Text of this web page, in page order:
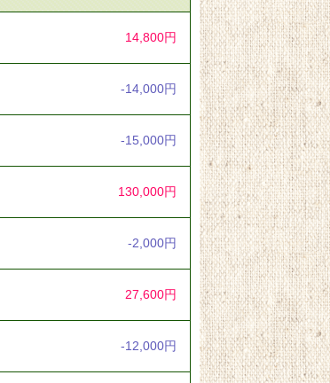
14,800円
-14,000円
-15,000円
130,000円
-2,000円
27,600円
-12,000円